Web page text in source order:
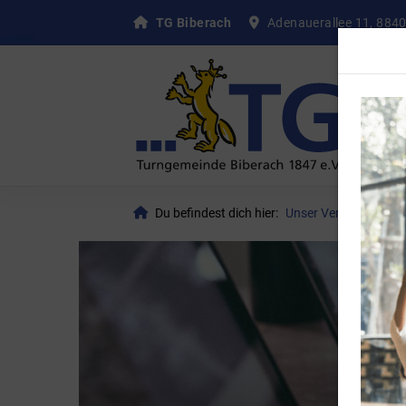
TG Biberach Adenauerallee 11,
Du befindest dich hier: Unser Verein News